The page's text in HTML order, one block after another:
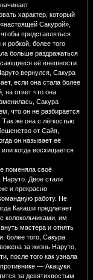
характер, который
Сакурой»,
представляться
и робкой, более того
больше раздражаться
её внешности.
вернулся, Сакура
если она стала более
на ответ что она
Сакура
что он не разбирается
же она с лёгкостью
от Сайя,
он называет её
когда восхищается
поменяла своё
Наруто. Двое стали
и прекрасно
работу. Не
Какаши предлагает
колокольчиками, им
мастера и отнять
более того, Сакура
за жизнь Наруто,
после того как узнала
— Акацуки,
за девятихвостым